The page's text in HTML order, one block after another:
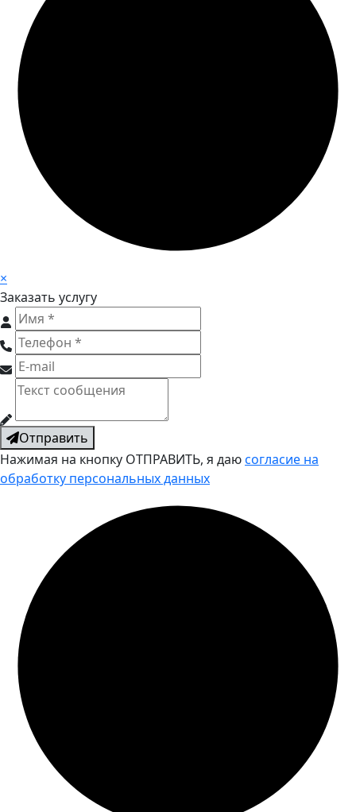
×
Заказать услугу
Отправить
Нажимая на кнопку ОТПРАВИТЬ, я даюсогласие на
обработку персональных данных